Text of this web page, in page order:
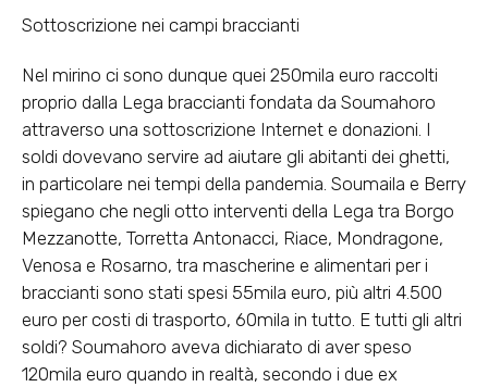
Sottoscrizione nei campi braccianti
Nel mirino ci sono dunque quei 250mila euro raccolti
proprio dalla Lega braccianti fondata da Soumahoro
attraverso una sottoscrizione Internet e donazioni. I
soldi dovevano servire ad aiutare gli abitanti dei ghetti,
in particolare nei tempi della pandemia. Soumaila e Berry
spiegano che negli otto interventi della Lega tra Borgo
Mezzanotte, Torretta Antonacci, Riace, Mondragone,
Venosa e Rosarno, tra mascherine e alimentari per i
braccianti sono stati spesi 55mila euro, più altri 4.500
euro per costi di trasporto, 60mila in tutto. E tutti gli altri
soldi? Soumahoro aveva dichiarato di aver speso
120mila euro quando in realtà, secondo i due ex